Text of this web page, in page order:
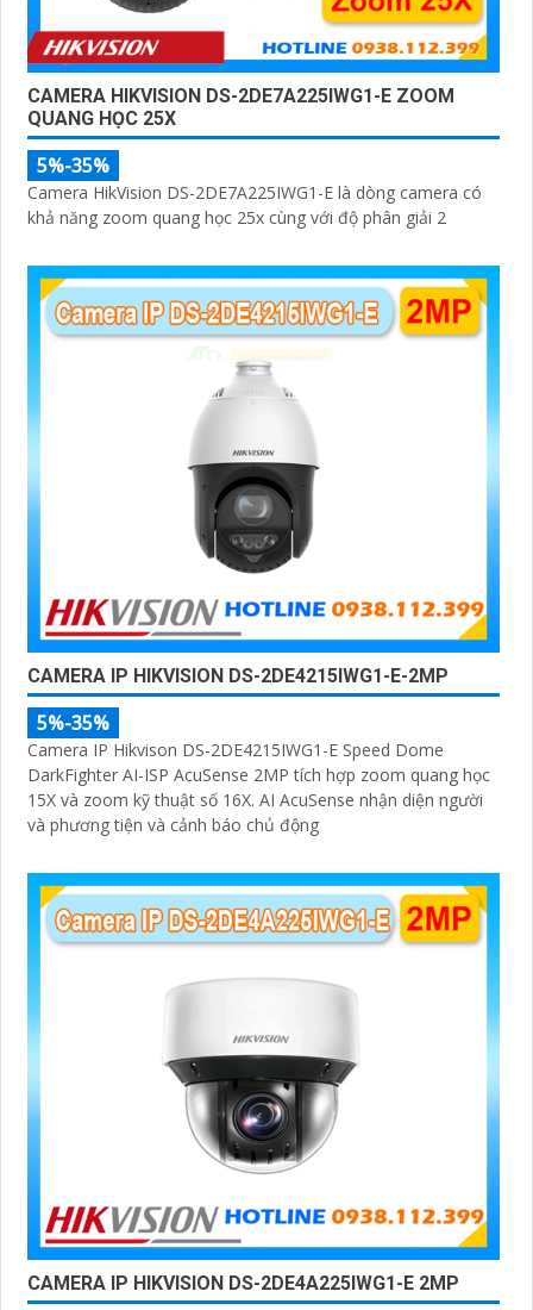
CAMERA HIKVISION DS-2DE7A225IWG1-E ZOOM
QUANG HỌC 25X
5%-35%
Camera HikVision DS-2DE7A225IWG1-E là dòng camera có
khả năng zoom quang học 25x cùng với độ phân giải 2
CAMERA IP HIKVISION DS-2DE4215IWG1-E-2MP
5%-35%
Camera IP Hikvison DS-2DE4215IWG1-E Speed Dome
DarkFighter AI-ISP AcuSense 2MP tích hợp zoom quang học
15X và zoom kỹ thuật số 16X. AI AcuSense nhận diện người
và phương tiện và cảnh báo chủ động
CAMERA IP HIKVISION DS-2DE4A225IWG1-E 2MP